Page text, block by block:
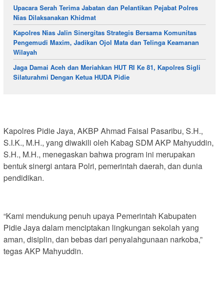
Upacara Serah Terima Jabatan dan Pelantikan Pejabat Polres
Nias Dilaksanakan Khidmat
Kapolres Nias Jalin Sinergitas Strategis Bersama Komunitas
Pengemudi Maxim, Jadikan Ojol Mata dan Telinga Keamanan
Wilayah
Jaga Damai Aceh dan Meriahkan HUT RI Ke 81, Kapolres Sigli
Silaturahmi Dengan Ketua HUDA Pidie
Kapolres Pidie Jaya, AKBP Ahmad Faisal Pasaribu, S.H.,
S.I.K., M.H., yang diwakili oleh Kabag SDM AKP Mahyuddin,
S.H., M.H., menegaskan bahwa program ini merupakan
bentuk sinergi antara Polri, pemerintah daerah, dan dunia
pendidikan.
“Kami mendukung penuh upaya Pemerintah Kabupaten
Pidie Jaya dalam menciptakan lingkungan sekolah yang
aman, disiplin, dan bebas dari penyalahgunaan narkoba,”
tegas AKP Mahyuddin.